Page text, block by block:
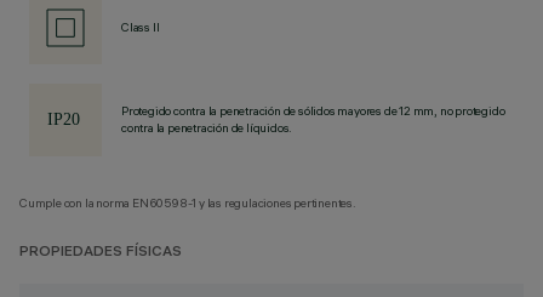
Class II
Protegido contra la penetración de sólidos mayores de 12 mm, no protegido
contra la penetración de líquidos.
Cumple con la norma EN60598-1 y las regulaciones pertinentes.
PROPIEDADES FÍSICAS